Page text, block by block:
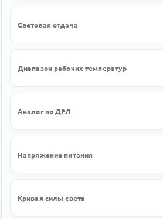
Световая отдача
Диапазон рабочих температур
Аналог по ДРЛ
Напряжение питания
Кривая силы света